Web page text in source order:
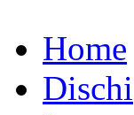
Home
Dischi